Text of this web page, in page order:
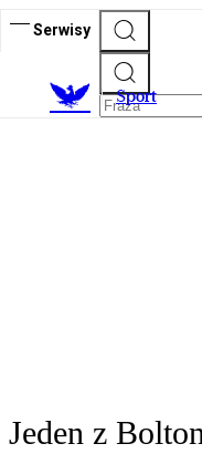
Serwisy
Sport
Jeden z